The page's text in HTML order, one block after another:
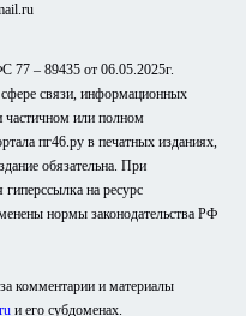
– 89435 от 06.05.2025г.
связи, информационных
или полном
пг46.ру в печатных изданиях,
обязательна. При
на ресурс
нормы законодательства РФ
комментарии и материалы
и его субдоменах.